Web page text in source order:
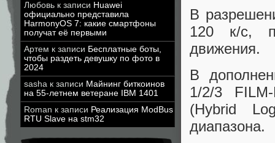
Любовь к записи Huawei
официально представила
HarmonyOS 7: какие смартфоны
получат её первыми
Артем к записи Бесплатные боты,
чтобы раздеть девушку по фото в
2024
sasha к записи Майнинг биткоинов
на 55-летнем ветеране IBM 1401
Roman к записи Реализация ModBus
RTU Slave на stm32
В
120 к/с,
движения.
В
1/2/3
(Hybrid
диапазона.